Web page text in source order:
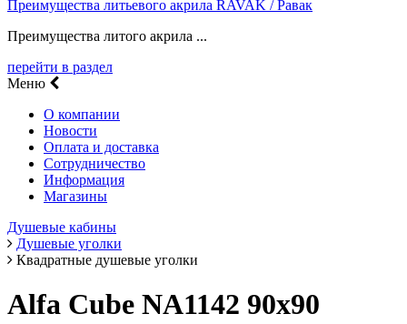
Преимущества литьевого акрила RAVAK / Равак
Преимущества литого акрила ...
перейти в раздел
Меню
О компании
Новости
Оплата и доставка
Сотрудничество
Информация
Магазины
Душевые кабины
Душевые уголки
Квадратные душевые уголки
Alfa Cube NA1142 90x90